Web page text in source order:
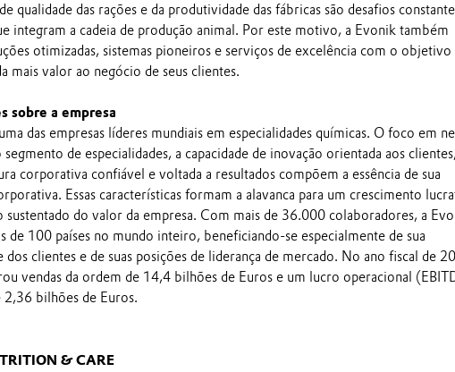
qualidade das rações e da produtividade das fábricas são desafios
integram a cadeia de produção animal. Por este motivo, a Evonik também
otimizadas, sistemas pioneiros e serviços de excelência com o objetivo
mais valor ao negócio de seus clientes.
sobre a empresa
das empresas líderes mundiais em especialidades químicas. O foco em
segmento de especialidades, a capacidade de inovação orientada aos
corporativa confiável e voltada a resultados compõem a essência de sua
Essas características formam a alavanca para um crescimento
sustentado do valor da empresa. Com mais de 36.000 colaboradores, a
de 100 países no mundo inteiro, beneficiando-se especialmente de sua
dos clientes e de suas posições de liderança de mercado. No ano fiscal de
vendas da ordem de 14,4 bilhões de Euros e um lucro operacional
2,36 bilhões de Euros.
& CARE